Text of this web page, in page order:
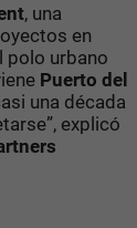
, una
en
polo urbano
Puerto del
una década
explicó